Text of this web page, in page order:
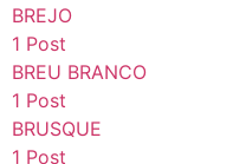
BREJO
1 Post
BREU BRANCO
1 Post
BRUSQUE
1 Post